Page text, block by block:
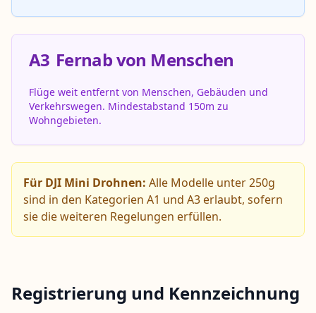
A3 Fernab von Menschen
Flüge weit entfernt von Menschen, Gebäuden und
Verkehrswegen. Mindestabstand 150m zu
Wohngebieten.
Für DJI Mini Drohnen: Alle Modelle unter 250g
sind in den Kategorien A1 und A3 erlaubt, sofern
sie die weiteren Regelungen erfüllen.
Registrierung und Kennzeichnung